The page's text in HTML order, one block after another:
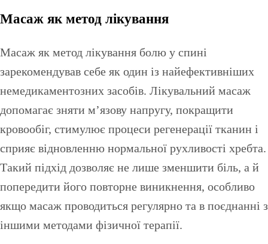
Масаж як метод лікування
Масаж як метод лікування болю у спині
зарекомендував себе як один із найефективніших
немедикаментозних засобів. Лікувальний масаж
допомагає зняти м’язову напругу, покращити
кровообіг, стимулює процеси регенерації тканин і
сприяє відновленню нормальної рухливості хребта.
Такий підхід дозволяє не лише зменшити біль, а й
попередити його повторне виникнення, особливо
якщо масаж проводиться регулярно та в поєднанні з
іншими методами фізичної терапії.